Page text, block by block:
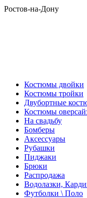
Ростов-на-Дону
Костюмы двойки
Костюмы тройки
Двубортные
Костюмы
На свадьбу
Бомберы
Аксессуары
Рубашки
Пиджаки
Брюки
Распродажа
Водолазки,
Футболки \ Поло